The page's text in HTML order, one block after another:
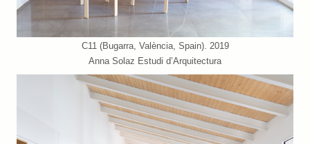
C11 (Bugarra, València, Spain). 2019
Anna Solaz Estudi d’Arquitectura